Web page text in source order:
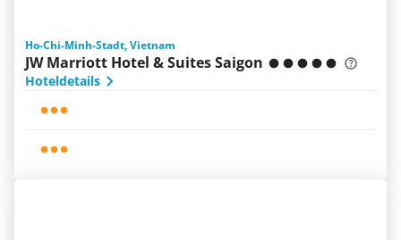
Ho-Chi-Minh-Stadt, Vietnam
JW Marriott Hotel & Suites Saigon
Hoteldetails